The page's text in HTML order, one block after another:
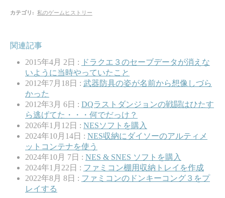
カテゴリ : 私のゲームヒストリー
関連記事
2015年4月 2日 :
ドラクエ３のセーブデータが消えな
いように当時やっていたこと
2012年7月18日 : 武器防具の姿が名前から想像しづら
かった
2012年3月 6日 : DQラストダンジョンの戦闘はひたす
ら逃げてた・・・何でだっけ？
2026年1月12日 : NESソフトを購入
2024年10月14日 : NES収納にダイソーのアルティメ
ットコンテナを使う
2024年10月 7日 : NES & SNES ソフトを購入
2024年1月22日 : ファミコン棚用収納トレイを作成
2022年8月 8日 : ファミコンのドンキーコング３をプ
レイする